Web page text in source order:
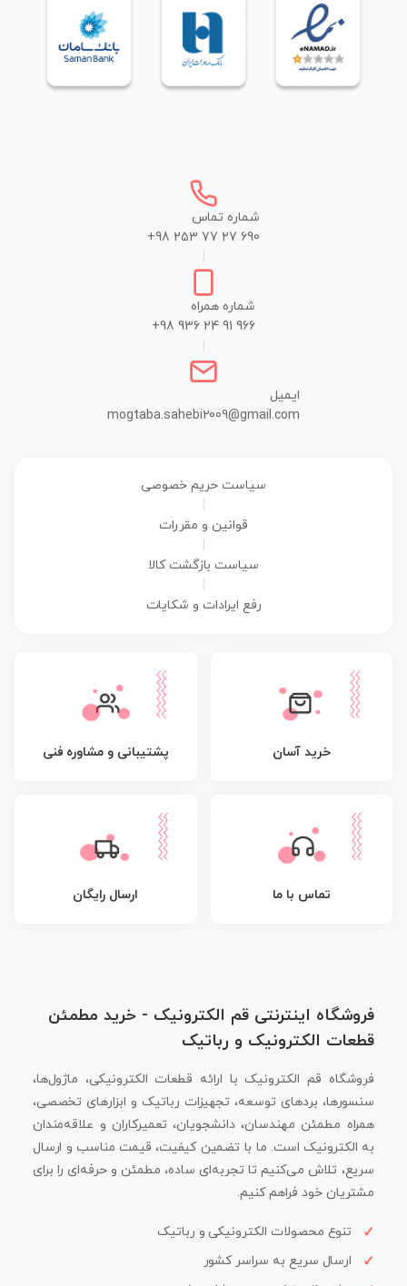
شماره تماس
+98 253 77 27 690
شماره همراه
+98 936 24 91 966
ایمیل
mogtaba.sahebi2009@gmail.com
سیاست حریم خصوصی
قوانین و مقررات
سیاست بازگشت کالا
رفع ایرادات و شکایات
خرید آسان پشتیبانی و مشاوره فنی
تماس با ما ارسال رایگان
فروشگاه اینترنتی قم الکترونیک - خرید مطمئن
قطعات الکترونیک و رباتیک
فروشگاه قم الکترونیک با ارائه قطعات الکترونیکی، ماژول‌ها،
سنسورها، بردهای توسعه، تجهیزات رباتیک و ابزارهای تخصصی،
همراه مطمئن مهندسان، دانشجویان، تعمیرکاران و علاقه‌مندان
به الکترونیک است. ما با تضمین کیفیت، قیمت مناسب و ارسال
سریع، تلاش می‌کنیم تا تجربه‌ای ساده، مطمئن و حرفه‌ای را برای
مشتریان خود فراهم کنیم.
تنوع محصولات الکترونیکی و رباتیک
ارسال سریع به سراسر کشور